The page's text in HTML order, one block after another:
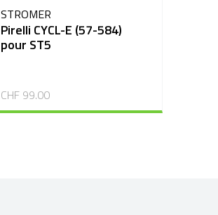
STROMER
Pirelli CYCL-E (57-584)
pour ST5
CHF 99.00